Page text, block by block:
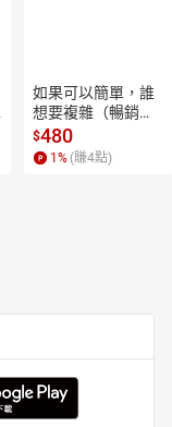
如果可以簡單，誰
想要複雜（暢銷經
典新編版）【電子
書】
$480
1 % (賺4點)